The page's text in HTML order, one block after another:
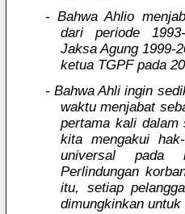
- Bahwa Ahlio
dari periode
Jaksa Agung 1999-
ketua TGPF pada
- Bahwa Ahli ingin
waktu menjabat
pertama kali dalam
kita mengakui
universal
Perlindungan
itu, setiap
dimungkinkan